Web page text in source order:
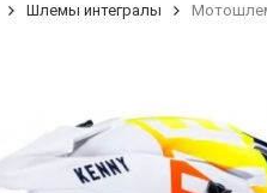
Шлемы интегралы Мотошлем